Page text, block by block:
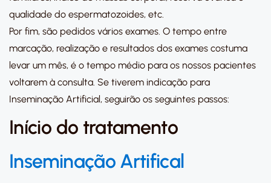
qualidade do espermatozoides, etc.
Por fim, são pedidos vários exames. O tempo entre
marcação, realização e resultados dos exames costuma
levar um mês, é o tempo médio para os nossos pacientes
voltarem à consulta. Se tiverem indicação para
Inseminação Artificial, seguirão os seguintes passos:
Início do tratamento
Inseminação Artifical